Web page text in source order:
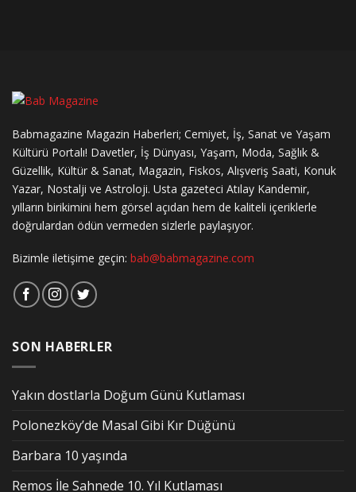
Babmagazine Magazin Haberleri; Cemiyet, İş, Sanat ve Yaşam
Kültürü Portalı! Davetler, İş Dünyası, Yaşam, Moda, Sağlık &
Güzellik, Kültür & Sanat, Magazin, Fiskos, Alışveriş Saati, Konuk
Yazar, Nostalji ve Astroloji. Usta gazeteci Atılay Kandemir,
yılların birikimini hem görsel açıdan hem de kaliteli içeriklerle
doğrulardan ödün vermeden sizlerle paylaşıyor.
Bizimle iletişime geçin: bab@babmagazine.com
SON HABERLER
Yakın dostlarla Doğum Günü Kutlaması
Polonezköy’de Masal Gibi Kır Düğünü
Barbara 10 yaşında
Remos İle Sahnede 10. Yıl Kutlaması